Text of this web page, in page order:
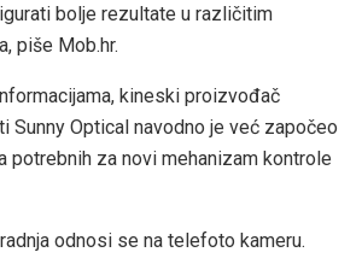
bolje rezultate u različitim
piše Mob.hr.
kineski proizvođač
Sunny Optical navodno je već započeo
potrebnih za novi mehanizam kontrole
odnosi se na telefoto kameru.